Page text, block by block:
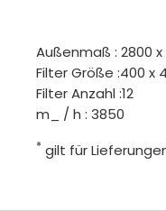
Außenmaß : 2800
Filter Größe :400 x
Filter Anzahl :12
m_ / h : 3850
* gilt für